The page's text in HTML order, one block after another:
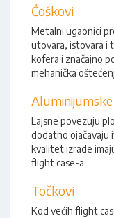
Ćoškovi
Metalni ugaonici
utovara, istovara i
kofera i značajno
mehanička
Aluminijumske
Lajsne povezuju
dodatno ojačavaju
kvalitet izrade
flight case-a.
Točkovi
Kod većih flight